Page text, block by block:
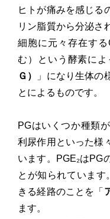
ヒトが痛みを感じる
リン脂質から分泌さ
細胞に元々存在す
む）という酵素によ
Ｇ）
」になり生体の
とによるものです。
PGはいくつか種類
利尿作用といった様
います。PGE₂はPG
とが知られていま
きる経路のことを「
ます。